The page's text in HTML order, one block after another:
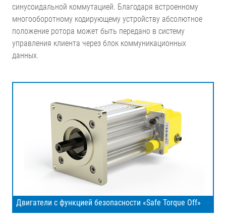
синусоидальной коммутацией. Благодаря встроенному
многооборотному кодирующему устройству абсолютное
положение ротора может быть передано в систему
управления клиента через блок коммуникационных
данных.
Двигатели с функцией безопасности «Safe Torque Off»